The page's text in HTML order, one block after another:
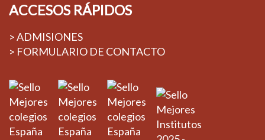
ACCESOS RÁPIDOS
> ADMISIONES
> FORMULARIO DE CONTACTO